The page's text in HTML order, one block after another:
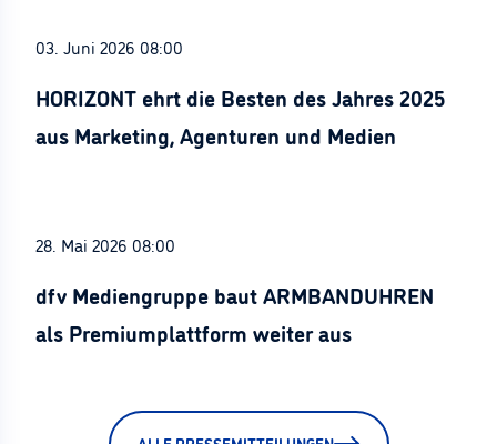
03. Juni 2026 08:00
HORIZONT ehrt die Besten des Jahres 2025
aus Marketing, Agenturen und Medien
28. Mai 2026 08:00
dfv Mediengruppe baut ARMBANDUHREN
als Premiumplattform weiter aus